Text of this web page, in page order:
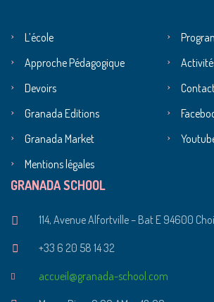
L’école
Approche Pédagogique
Devoirs
Granada Editions
Granada Market
Mentions légales
GRANADA SCHOOL
114, Avenue Alfortville – Bat E 94600
+33 6 20 58 14 32
accueil@granada-school.com